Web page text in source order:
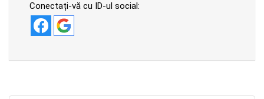
Conectați-vă cu ID-ul social: